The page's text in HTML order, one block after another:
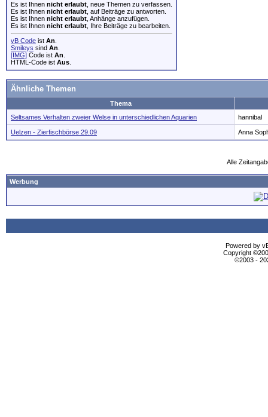
Es ist Ihnen nicht erlaubt , neue Themen zu verfassen.
Es ist Ihnen nicht erlaubt , auf Beiträge zu antworten.
Es ist Ihnen nicht erlaubt , Anhänge anzufügen.
Es ist Ihnen nicht erlaubt , Ihre Beiträge zu bearbeiten.
vB Code ist An
Smileys sind An
[IMG] Code ist An
HTML-Code ist Aus
Ähnliche Themen
Thema
Seltsames Verhalten zweier Welse in unterschiedlichen Aquarien
hannibal
Uelzen - Zierfischbörse 29.09 Anna
Alle
Werbung
Powered by
Copyright
©2003 -